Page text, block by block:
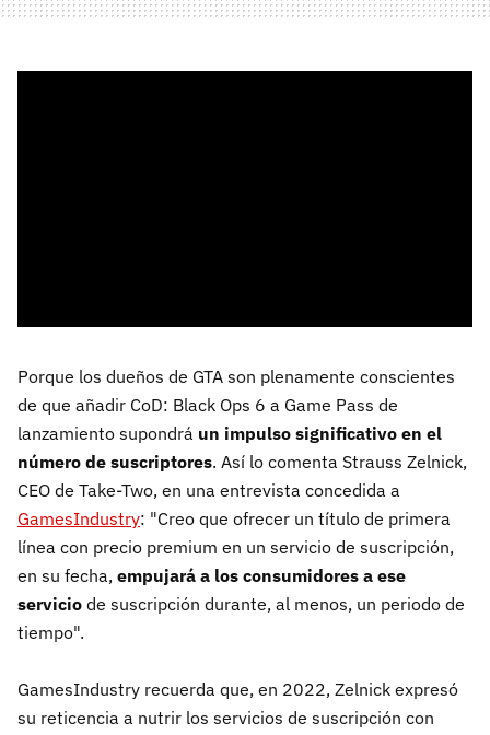
Porque los dueños de GTA son plenamente conscientes
de que añadir CoD: Black Ops 6 a Game Pass de
lanzamiento supondrá un impulso significativo en el
número de suscriptores. Así lo comenta Strauss Zelnick,
CEO de Take-Two, en una entrevista concedida a
GamesIndustry: "Creo que ofrecer un título de primera
línea con precio premium en un servicio de suscripción,
en su fecha, empujará a los consumidores a ese
servicio de suscripción durante, al menos, un periodo de
tiempo".
GamesIndustry recuerda que, en 2022, Zelnick expresó
su reticencia a nutrir los servicios de suscripción con